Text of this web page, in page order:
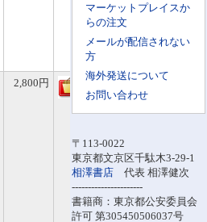
マーケットプレイスか
らの注文
メールが配信されない
方
海外発送について
お問い合わせ
〒113-0022
東京都文京区千駄木3-29-1
相澤書店 代表 相澤健次
----------------------
書籍商：東京都公安委員会
許可 第305450506037号
2,800円